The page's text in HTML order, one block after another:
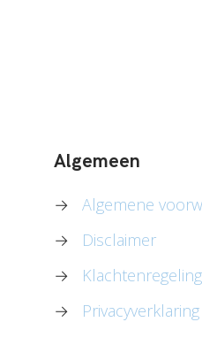
Algemeen
→
Algemene
→
Disclaimer
→
Klachtenregeling
→
Privacyverklaring